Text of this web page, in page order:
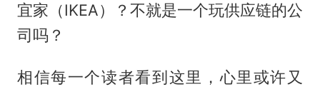
宜家（IKEA）？不就是一个玩供应链的公
司吗？
相信每一个读者看到这里，心里或许又